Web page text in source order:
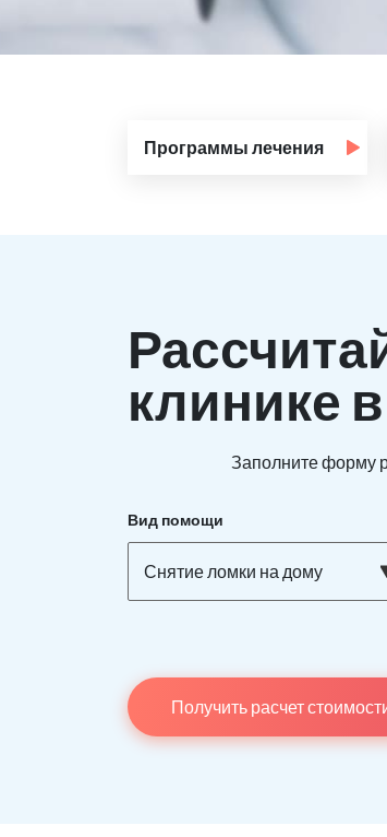
Программы лечения
клинике
Заполните форму
Вид помощи
Снятие ломки на дому
Получить расчет